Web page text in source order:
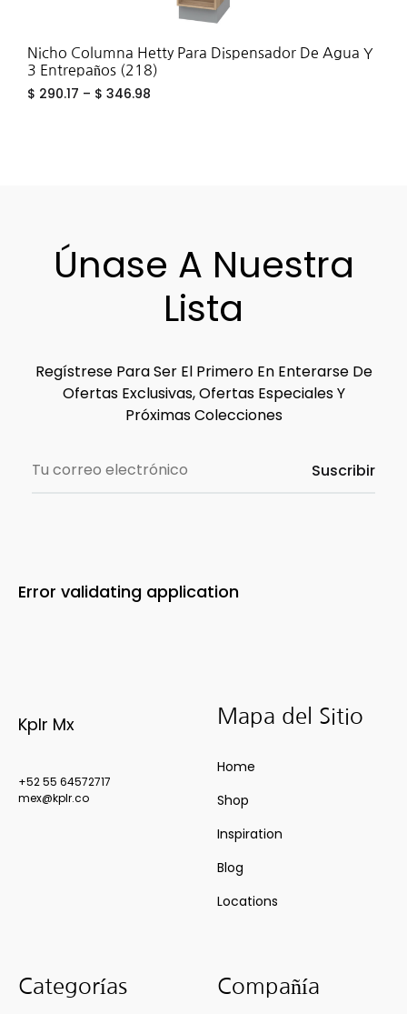
Nicho Columna Hetty Para Dispensador De Agua Y
3 Entrepaños (218)
$ 290.17 – $ 346.98
Únase A Nuestra
Lista
Regístrese Para Ser El Primero En Enterarse De
Ofertas Exclusivas, Ofertas Especiales Y
Próximas Colecciones
Error validating application
Kplr Mx
+52 55 64572717
mex@kplr.co
Mapa del Sitio
Home
Shop
Inspiration
Blog
Locations
Categorías Compañía